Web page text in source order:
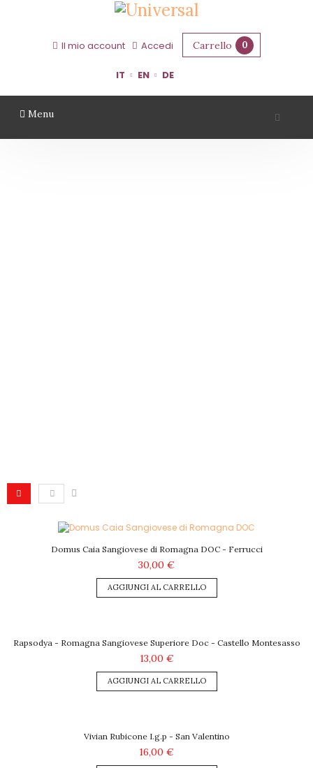
Il mio account Accedi Carrello 0
IT EN DE
Menu
Domus Caia Sangiovese di Romagna DOC - Ferrucci
30,00 €
AGGIUNGI AL CARRELLO
Rapsodya - Romagna Sangiovese Superiore Doc - Castello Montesasso
13,00 €
AGGIUNGI AL CARRELLO
Vivian Rubicone I.g.p - San Valentino
16,00 €